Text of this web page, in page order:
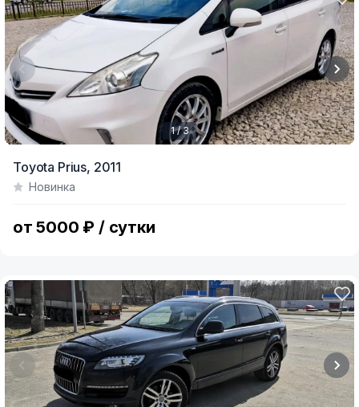
of
1 / 3
Toyota Prius, 2011
Новинка
от 5000 ₽ / сутки